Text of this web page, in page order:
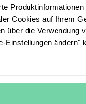
Cookies auf Ihrem
über die Verwendung
Einstellungen ändern"